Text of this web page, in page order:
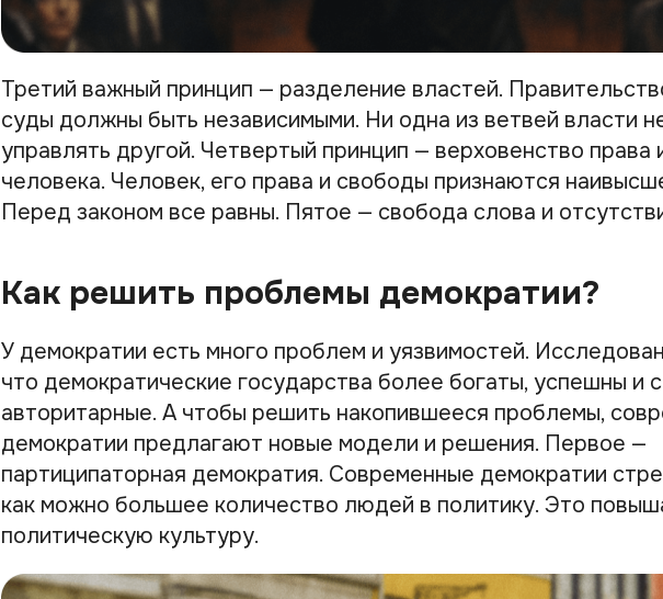
Третий важный принцип — разделение властей.
суды должны быть независимыми. Ни одна из ветвей власти
управлять другой. Четвертый принцип — верховенство права
человека. Человек, его права и свободы признаются
Перед законом все равны. Пятое — свобода слова и
Как решить проблемы демократии?
У демократии есть много проблем и уязвимостей.
что демократические государства более богаты, успешны и
авторитарные. А чтобы решить накопившееся проблемы,
демократии предлагают новые модели и решения. Первое —
партиципаторная демократия. Современные демократии
как можно большее количество людей в политику. Это
политическую культуру.